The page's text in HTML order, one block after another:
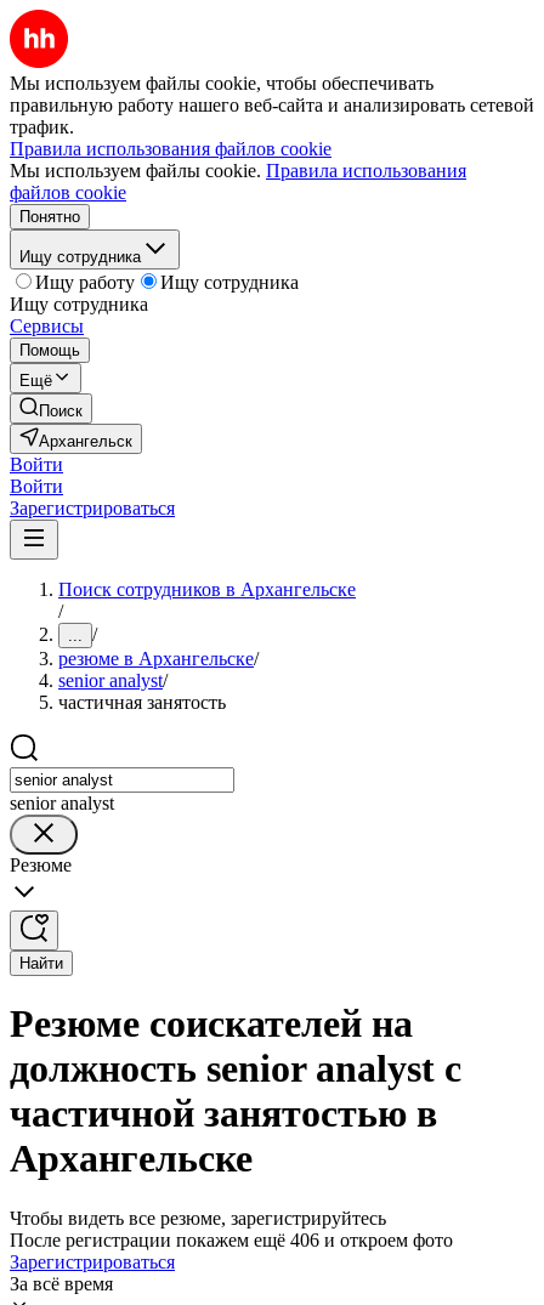
Мы используем файлы cookie, чтобы обеспечивать
правильную работу нашего веб-сайта и анализировать сетевой
трафик.
Правила использования файлов cookie
Мы используем файлы cookie. Правила использования
файлов cookie
Понятно
Ищу сотрудника
Ищу работу
Ищу сотрудника
Ищу сотрудника
Сервисы
Помощь
Ещё
Поиск
Архангельск
Войти
Войти
Зарегистрироваться
Поиск сотрудников в Архангельске
/
... /
резюме в Архангельске/
senior analyst/
частичная занятость
senior analyst
Резюме
Найти
Резюме соискателей на
должность senior analyst с
частичной занятостью в
Архангельске
Чтобы видеть все резюме, зарегистрируйтесь
После регистрации покажем ещё 406 и откроем фото
Зарегистрироваться
За всё время